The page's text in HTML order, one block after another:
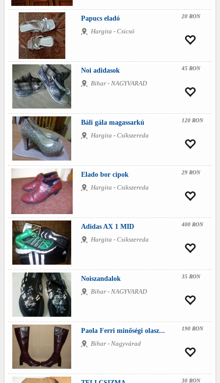
Papucs eladó
Hargita - Csicsó
20 RON
Noi adidasok
Bihar - NAGYVARAD
45 RON
Báli gála magassarkú
Hargita - Csíkszereda
120 RON
Elado bor cipok
Hargita - Csikszereda
29 RON
Adidas AX 1 MID
Hargita - Csikszereda
400 RON
Noiszandalok
Bihar - NAGYVARAD
35 RON
Paola Ferri minőségi olasz...
Bihar - Nagyvárad
190 RON
30 RON